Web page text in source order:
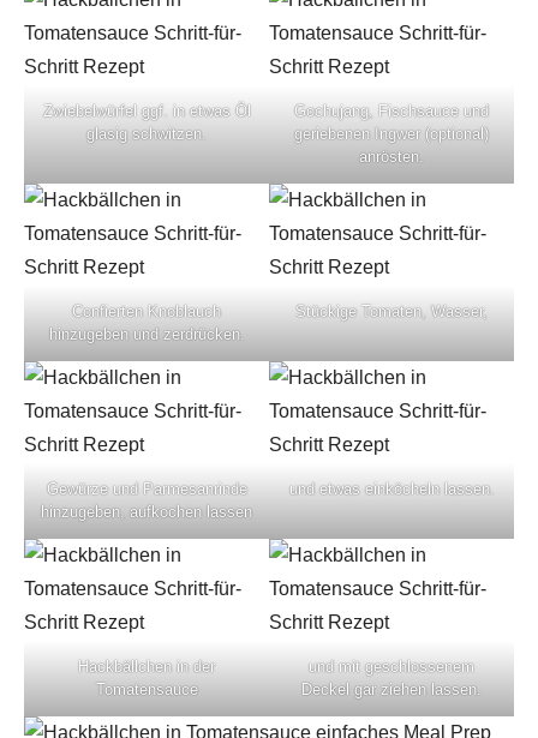
Zwiebelwürfel ggf. in etwas Öl
glasig schwitzen.
Gochujang, Fischsauce und
geriebenen Ingwer (optional)
anrösten.
Confierten Knoblauch
hinzugeben und zerdrücken.
Stückige Tomaten, Wasser,
Gewürze und Parmesanrinde
hinzugeben, aufkochen lassen
und etwas einköcheln lassen.
Hackbällchen in der
Tomatensauce
und mit geschlossenem
Deckel gar ziehen lassen.